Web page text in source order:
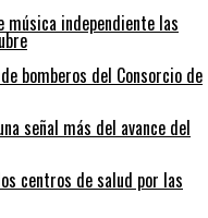
música independiente las
bomberos del Consorcio de
señal más del avance del
centros de salud por las